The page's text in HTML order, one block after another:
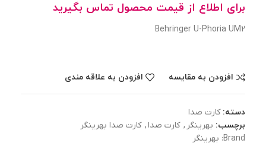
برای اطلاع از قیمت محصول تماس بگیرید
Behringer U-Phoria UM2
افزودن به مقایسه افزودن به علاقه مندی
دسته: کارت صدا
برچسب: بهرینگر , کارت صدا , کارت صدا بهرینگر
Brand: بهرینگر